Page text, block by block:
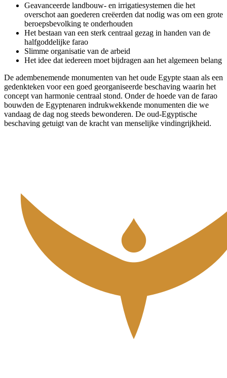
Geavanceerde landbouw- en irrigatiesystemen die het
overschot aan goederen creëerden dat nodig was om een grote
beroepsbevolking te onderhouden
Het bestaan van een sterk centraal gezag in handen van de
halfgoddelijke farao
Slimme organisatie van de arbeid
Het idee dat iedereen moet bijdragen aan het algemeen belang
De adembenemende monumenten van het oude Egypte staan als een
gedenkteken voor een goed georganiseerde beschaving waarin het
concept van harmonie centraal stond. Onder de hoede van de farao
bouwden de Egyptenaren indrukwekkende monumenten die we
vandaag de dag nog steeds bewonderen. De oud-Egyptische
beschaving getuigt van de kracht van menselijke vindingrijkheid.